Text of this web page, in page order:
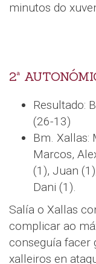
minutos do
2ª
Resultado:
(26-13)
Bm. Xallas:
Marcos,
(1), Juan
Dani (1).
Salía o Xallas
complicar ao
conseguía facer
xalleiros en